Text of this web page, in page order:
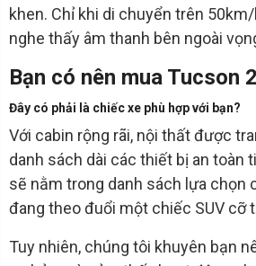
khen. Chỉ khi di chuyển trên
nghe thấy âm thanh bên ngoài
Bạn có nên mua Tucson
Đây có phải là chiếc xe phù hợp với bạn?
Với cabin rộng rãi, nội thất được
danh sách dài các thiết bị an toàn
sẽ nằm trong danh sách lựa chọn
đang theo đuổi một chiếc SUV cỡ
Tuy nhiên, chúng tôi khuyên bạn